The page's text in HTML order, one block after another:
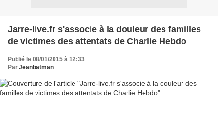
Jarre-live.fr s'associe à la douleur des familles
de victimes des attentats de Charlie Hebdo
Publié le 08/01/2015 à 12:33
Par Jeanbatman